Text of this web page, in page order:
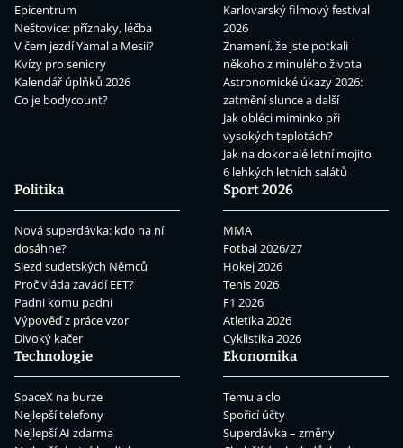
Epicentrum
Neštovice: příznaky, léčba
V čem jezdí Yamal a Mesii?
Kvízy pro seniory
Kalendář úplňků 2026
Co je bodycount?
Karlovarský filmový festival
2026
Znamení, že jste potkali
někoho z minulého života
Astronomické úkazy 2026:
zatmění slunce a další
Jak obléci miminko při
vysokých teplotách?
Jak na dokonalé letní mojito
6 lehkých letních salátů
Politika
Nová superdávka: kdo na ní
dosáhne?
Sjezd sudetských Němců
Proč vláda zavádí EET?
Padni komu padni
Výpověď z práce vzor
Divoký kačer
Sport 2026
MMA
Fotbal 2026/27
Hokej 2026
Tenis 2026
F1 2026
Atletika 2026
Cyklistika 2026
Technologie
SpaceX na burze
Nejlepší telefony
Nejlepší AI zdarma
Ekonomika
Temu a clo
Spořicí účty
Superdávka – změny